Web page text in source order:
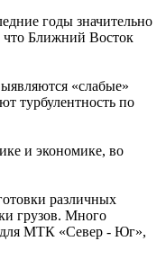
годы значительно
что Ближний Восток
«слабые»
турбулентность по
и экономике, во
различных
грузов. Много
для МТК «Север - Юг»,